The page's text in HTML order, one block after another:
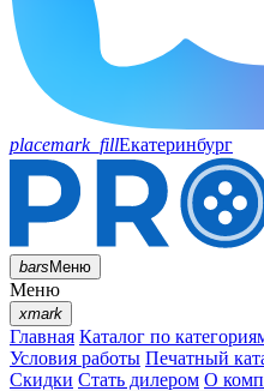
placemark_fillЕкатеринбург
barsМеню
Меню
xmark
Главная Каталог по
Условия работы Печатный
Скидки Стать дилером О